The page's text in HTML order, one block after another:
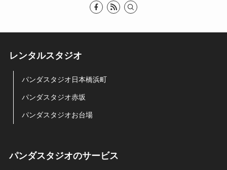
レンタルスタジオ
パンダスタジオ日本橋浜町
パンダスタジオ赤坂
パンダスタジオお台場
パンダスタジオのサービス